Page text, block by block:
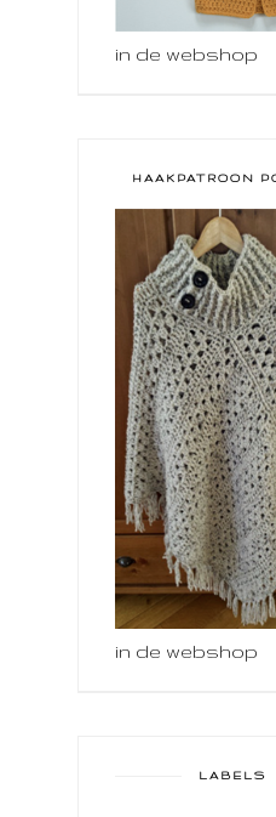
in de webshop
HAAKPATROON
in de webshop
LABELS